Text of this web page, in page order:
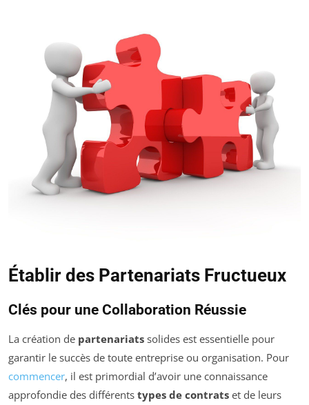
Établir des Partenariats Fructueux
Clés pour une Collaboration Réussie
La création de partenariats solides est essentielle pour
garantir le succès de toute entreprise ou organisation. Pour
commencer, il est primordial d’avoir une connaissance
approfondie des différents types de contrats et de leurs